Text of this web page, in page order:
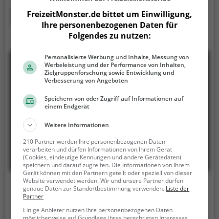
kommt jeder auf seine Kosten. Bei gutem Wetter
kann die Freibadsaison im Freibad Fürstenzell auch
verlängert werden. Informationen hierzu findest du
Mehr erfahren
Freibad Unteriglbach Ortenburg
St 2119 10, 94496 Ortenburg
FreizeitMonster.de bittet um Einwilligung,
Ihre personenbezogenen Daten für
Folgendes zu nutzen:
Personalisierte Werbung und Inhalte, Messung von
Werbeleistung und der Performance von Inhalten,
Zielgruppenforschung sowie Entwicklung und
Verbesserung von Angeboten
Speichern von oder Zugriff auf Informationen auf
einem Endgerät
Weitere Informationen
210 Partner werden Ihre personenbezogenen Daten
verarbeiten und dürfen Informationen von Ihrem Gerät
(Cookies, eindeutige Kennungen und andere Gerätedaten)
speichern und darauf zugreifen. Die Informationen von Ihrem
Gerät können mit den Partnern geteilt oder speziell von dieser
Website verwendet werden. Wir und unsere Partner dürfen
genaue Daten zur Standortbestimmung verwenden. Liste der
Partner
Einige Anbieter nutzen Ihre personenbezogenen Daten